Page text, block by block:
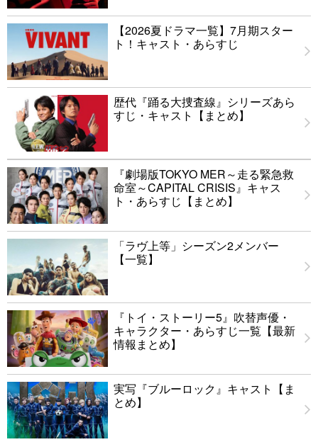
【2026夏ドラマ一覧】7月期スター
ト！キャスト・あらすじ
歴代『踊る大捜査線』シリーズあら
すじ・キャスト【まとめ】
『劇場版TOKYO MER～走る緊急救
命室～CAPITAL CRISIS』キャス
ト・あらすじ【まとめ】
「ラヴ上等」シーズン2メンバー
【一覧】
『トイ・ストーリー5』吹替声優・
キャラクター・あらすじ一覧【最新
情報まとめ】
実写『ブルーロック』キャスト【ま
とめ】